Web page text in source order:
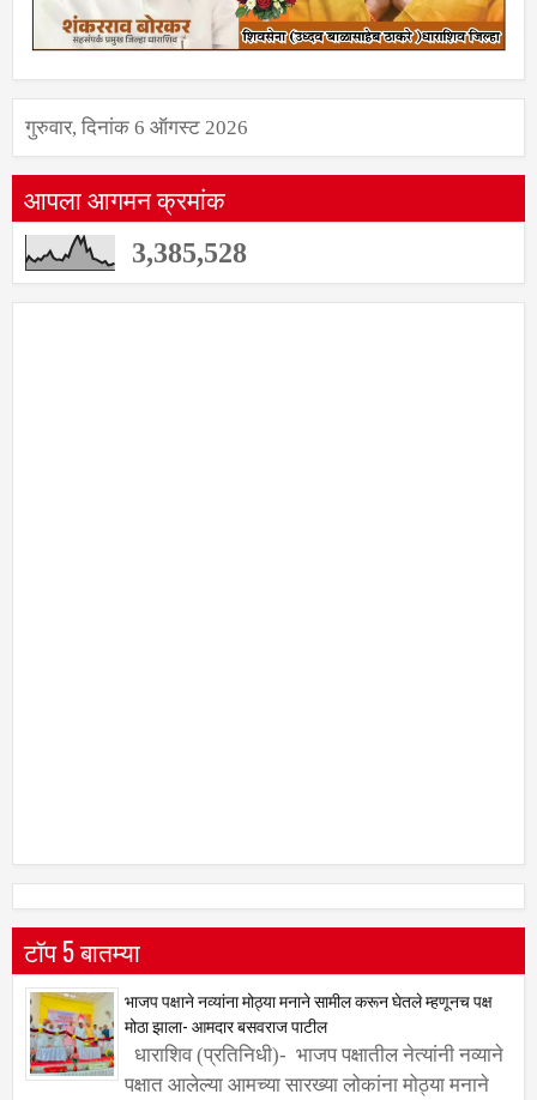
गुरुवार, दिनांक 6 ऑगस्ट 2026
आपला आगमन क्रमांक
3,385,528
टॉप 5 बातम्या
भाजप पक्षाने नव्यांना मोठ्या मनाने सामील करून घेतले म्हणूनच पक्ष
मोठा झाला- आमदार बसवराज पाटील